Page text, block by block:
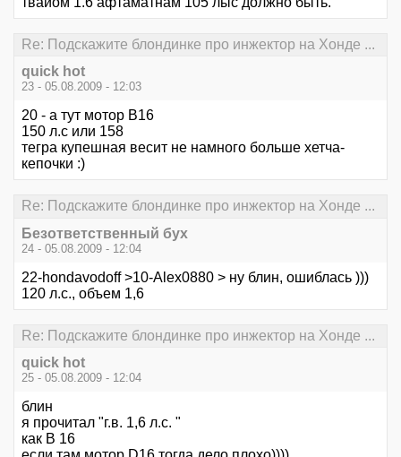
Re: Подскажите блондинке про инжектор на Хонде ...
quick hot
23 - 05.08.2009 - 12:03
20 - а тут мотор B16
150 л.с или 158
тегра купешная весит не намного больше хетча-
кепочки :)
Re: Подскажите блондинке про инжектор на Хонде ...
Безответственный бух
24 - 05.08.2009 - 12:04
22-hondavodoff >10-Alex0880 > ну блин, ошиблась )))
120 л.с., объем 1,6
Re: Подскажите блондинке про инжектор на Хонде ...
quick hot
25 - 05.08.2009 - 12:04
блин
я прочитал "г.в. 1,6 л.с. "
как B 16